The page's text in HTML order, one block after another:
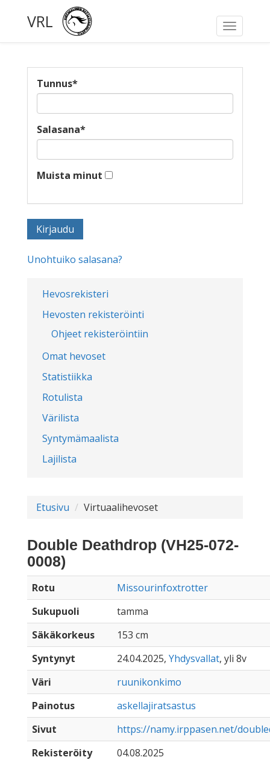
Toggle
VRL
Hevosrekisteri
Hevosten rekisteröinti
Ohjeet rekisteröintiin
Omat hevoset
Statistiikka
Rotulista
Värilista
Syntymämaalista
Lajilista
Tunnus*
Salasana*
Muista minut
Unohtuiko salasana?
Etusivu Virtuaalihevoset
Double Deathdrop (VH25-072-
0008)
Rotu
Missourinfoxtrotter
Sukupuoli
tamma
Säkäkorkeus
153 cm
Syntynyt
24.04.2025, Yhdysvallat, yli 8v
Väri
ruunikonkimo
Painotus
askellajiratsastus
Sivut
https://namy.irppasen.net/
Rekisteröity
04.08.2025